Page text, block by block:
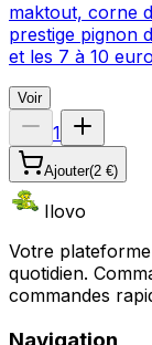
maktout, corne
prestige pignon
et les 7 à 10
Voir
1
Ajouter(2 €)
Ilovo
Votre
quotidien.
commandes
Navigation